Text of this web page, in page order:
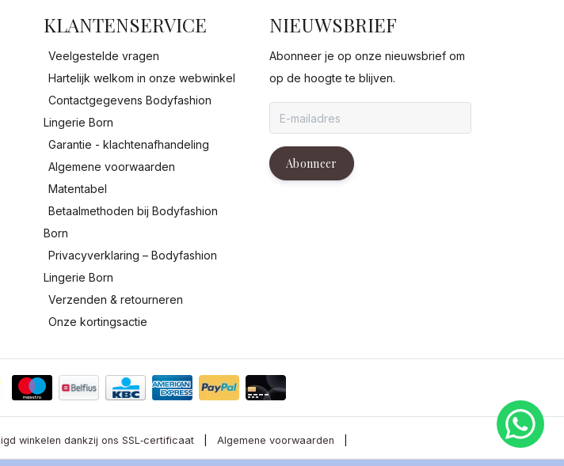
KLANTENSERVICE
Veelgestelde vragen
Hartelijk welkom in onze webwinkel
Contactgegevens Bodyfashion
Lingerie Born
Garantie - klachtenafhandeling
Algemene voorwaarden
Matentabel
Betaalmethoden bij Bodyfashion
Born
Privacyverklaring – Bodyfashion
Lingerie Born
Verzenden & retourneren
Onze kortingsactie
NIEUWSBRIEF
Abonneer je op onze nieuwsbrief om
op de hoogte te blijven.
Abonneer
winkelen dankzij ons SSL‑certificaat Algemene voorwaarden